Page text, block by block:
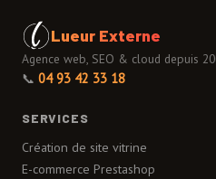
Lueur Externe
Agence web, SEO & cloud depuis
📞 04 93 42 33 18
SERVICES
Création de site vitrine
E-commerce Prestashop